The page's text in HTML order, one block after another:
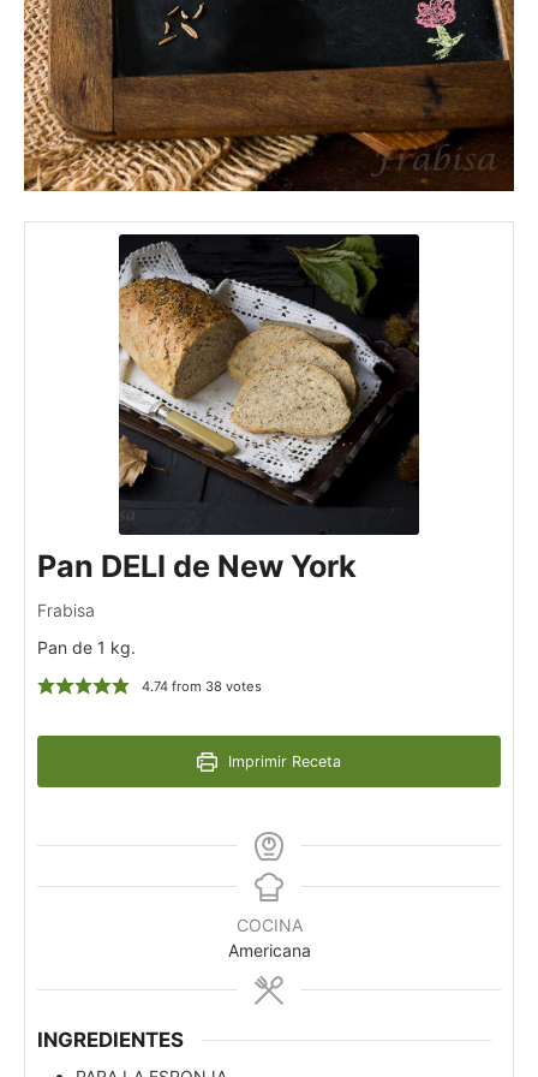
Pan DELI de New York
Frabisa
Pan de 1 kg.
4.74from 38 votes
Imprimir Receta
COCINA
Americana
INGREDIENTES